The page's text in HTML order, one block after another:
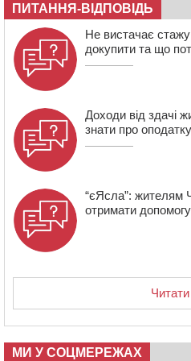
14:02 На Черкащині
зерна нового врожаю
13:40
На Кам’янщині сталася
сміттєзвалища
ПИТАННЯ-ВІДПОВІДЬ
Не вистачає стажу
докупити та що
Доходи від здачі
знати про
“єЯсла”: жителям
отримати
МИ У СОЦМЕРЕЖАХ